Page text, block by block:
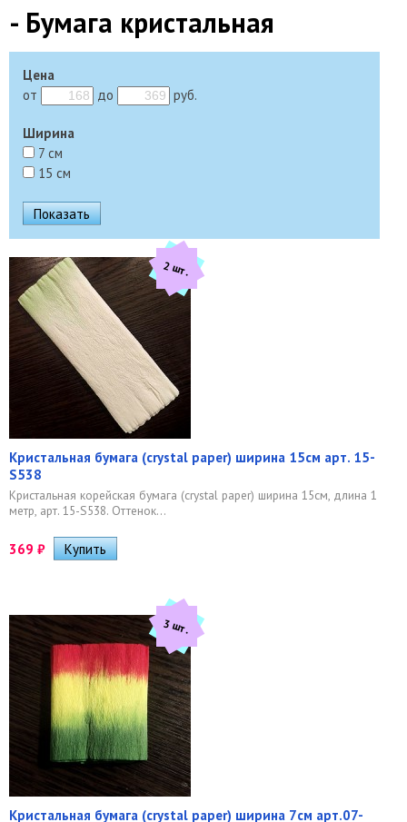
- Бумага кристальная
Цена
от
до руб.
Ширина
7 см
15 см
2 шт.
Кристальная бумага (crystal paper) ширина 15см арт. 15-
S538
Кристальная корейская бумага (crystal paper) ширина 15см, длина 1
метр, арт. 15-S538. Оттенок...
369 ₽
3 шт.
Кристальная бумага (crystal paper) ширина 7см арт.07-